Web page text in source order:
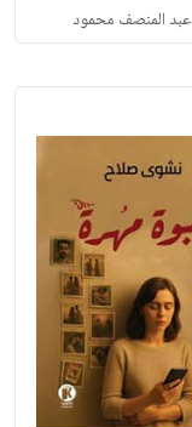
عبد المنصف محمود